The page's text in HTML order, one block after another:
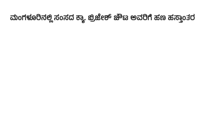
ಮಂಗಳೂರಿನಲ್ಲಿ ಸಂಸದ ಕ್ಯಾ. ಬ್ರಿಜೇಶ್ ಚೌಟ ಅವರಿಗೆ ಹಣ ಹಸ್ತಾಂತರ